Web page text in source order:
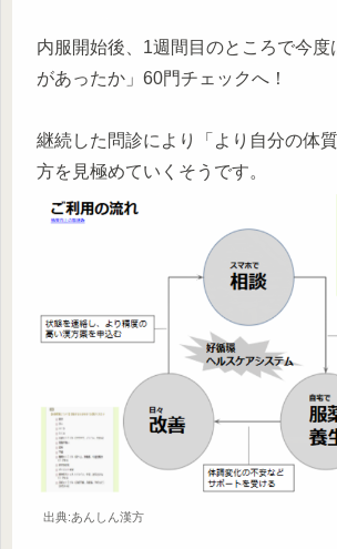
内服開始後、1週間目のところで今度
があったか」60門チェックへ！
継続した問診により「より自分の体
方を見極めていくそうです。
出典:あんしん漢方